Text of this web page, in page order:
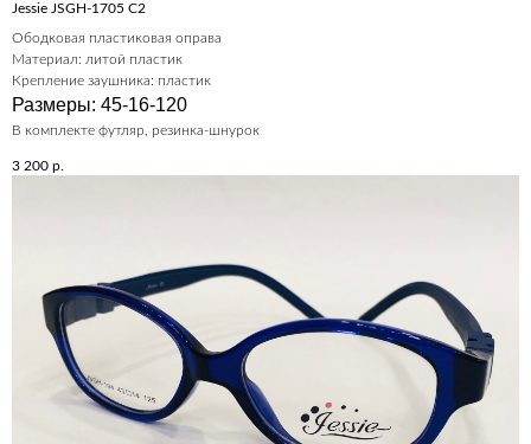
Jessie JSGH-1705 C2
Ободковая пластиковая оправа
Материал: литой пластик
Крепление заушника: пластик
Размеры: 45-16-120
В комплекте футляр, резинка-шнурок
3 200 р.